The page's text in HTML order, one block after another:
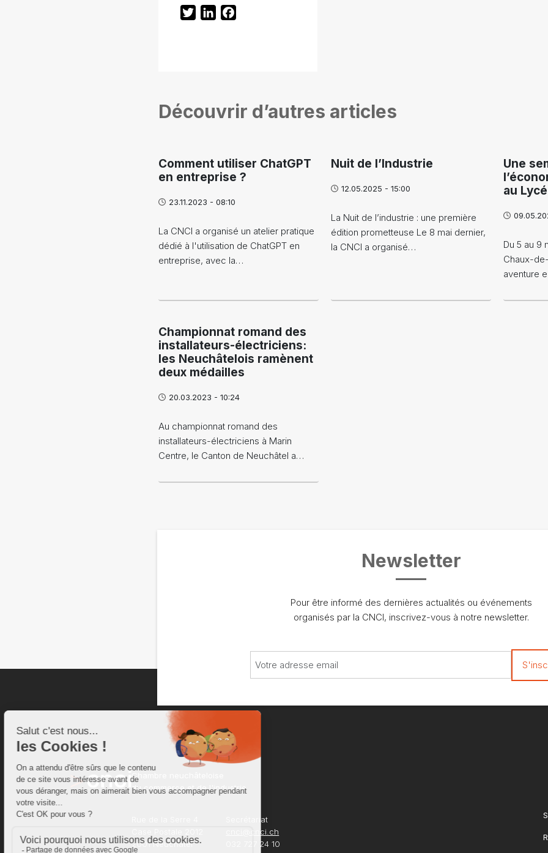
TwitterLinkedIn
Découvrir d’autres articles
Comment utiliser ChatGPT
en entreprise ?
23.11.2023 - 08:10
La CNCI a organisé un atelier pratique
dédié à l'utilisation de ChatGPT en
entreprise, avec la…
Nuit de l’Industrie
12.05.2025 - 15:00
La Nuit de l’industrie : une première
édition prometteuse Le 8 mai dernier,
la CNCI a organisé…
Une
au
Du 5 au 9
Chaux-
aventure
Championnat romand des
installateurs-électriciens:
les Neuchâtelois ramènent
deux médailles
20.03.2023 - 10:24
Au championnat romand des
installateurs-électriciens à Marin
Centre, le Canton de Neuchâtel a…
Newsletter
Pour être informé des dernières actualités ou événements
organisés par la CNCI, inscrivez-vous à notre newsletter.
Chambre neuchâteloise
du commerce et de l'industrie
2001 Neuchâtel
Secrétariat
cnci@cnci.ch
032 727 24 10